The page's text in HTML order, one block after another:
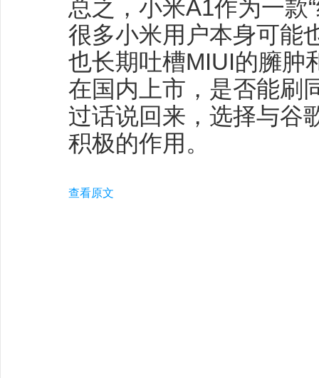
总之，小米A1作为一款
很多小米用户本身可能
也长期吐槽MIUI的臃肿
在国内上市，是否能刷
过话说回来，选择与谷
积极的作用。
查看原文